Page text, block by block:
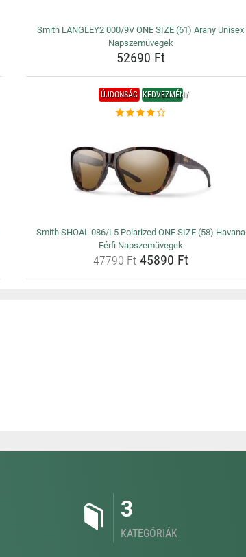
Smith LANGLEY2 000/9V ONE SIZE (61) Arany Unisex
Napszemüvegek
52690 Ft
ÚJDONSÁG KEDVEZMÉNY
Smith SHOAL 086/L5 Polarized ONE SIZE (58) Havana
Férfi Napszemüvegek
47790 Ft45890 Ft
3
KATEGÓRIÁK